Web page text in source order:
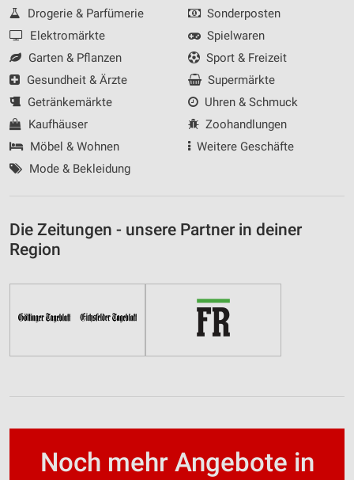
Drogerie & Parfümerie
Elektromärkte
Garten & Pflanzen
Gesundheit & Ärzte
Getränkemärkte
Kaufhäuser
Möbel & Wohnen
Mode & Bekleidung
Sonderposten
Spielwaren
Sport & Freizeit
Supermärkte
Uhren & Schmuck
Zoohandlungen
Weitere Geschäfte
Die Zeitungen - unsere Partner in deiner
Region
Noch mehr Angebote in